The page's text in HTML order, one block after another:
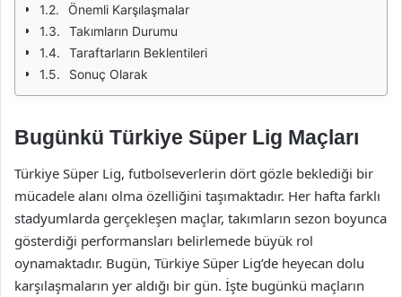
Önemli Karşılaşmalar
Takımların Durumu
Taraftarların Beklentileri
Sonuç Olarak
Bugünkü Türkiye Süper Lig Maçları
Türkiye Süper Lig, futbolseverlerin dört gözle beklediği bir
mücadele alanı olma özelliğini taşımaktadır. Her hafta farklı
stadyumlarda gerçekleşen maçlar, takımların sezon boyunca
gösterdiği performansları belirlemede büyük rol
oynamaktadır. Bugün, Türkiye Süper Lig’de heyecan dolu
karşılaşmaların yer aldığı bir gün. İşte bugünkü maçların